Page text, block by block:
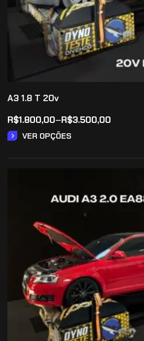
A3 1.8 T 20v
R$1.800,00–R$3.500,00
VER OPÇÕES